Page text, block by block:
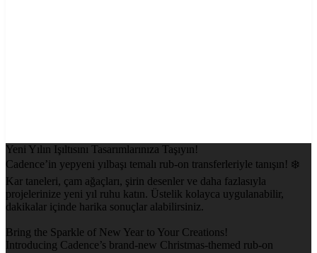
Yeni Yılın Işıltısını Tasarımlarınıza Taşıyın!
Cadence’in yepyeni yılbaşı temalı rub-on transferleriyle tanışın! ❄️
Kar taneleri, çam ağaçları, şirin desenler ve daha fazlasıyla
projelerinize yeni yıl ruhu katın. Üstelik kolayca uygulanabilir,
dakikalar içinde harika sonuçlar alabilirsiniz.
Bring the Sparkle of New Year to Your Creations!
Introducing Cadence’s brand-new Christmas-themed rub-on